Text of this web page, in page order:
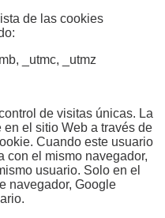
de las cookies
_utmc, _utmz
de visitas únicas. La
el sitio Web a través de
Cuando este usuario
con el mismo navegador,
usuario. Solo en el
navegador, Google